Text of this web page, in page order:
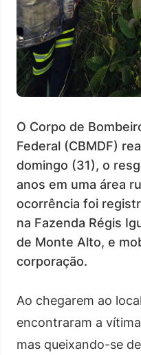
O Corpo de
Federal (CBMDF)
domingo (31), o
anos em uma área
ocorrência foi
na Fazenda Régis
de Monte Alto, e
corporação.
Ao chegarem ao
encontraram a
mas queixando-se